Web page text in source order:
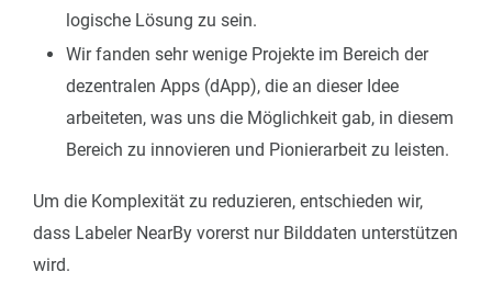
logische Lösung zu sein.
Wir fanden sehr wenige Projekte im Bereich der
dezentralen Apps (dApp), die an dieser Idee
arbeiteten, was uns die Möglichkeit gab, in diesem
Bereich zu innovieren und Pionierarbeit zu leisten.
Um die Komplexität zu reduzieren, entschieden wir,
dass Labeler NearBy vorerst nur Bilddaten unterstützen
wird.